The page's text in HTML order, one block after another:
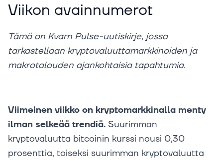
Viikon avainnumerot
Tämä on Kvarn Pulse-uutiskirje, jossa
tarkastellaan kryptovaluuttamarkkinoiden ja
makrotalouden ajankohtaisia tapahtumia.
Viimeinen viikko on kryptomarkkinalla menty
ilman selkeää trendiä. Suurimman
kryptovaluutta bitcoinin kurssi nousi 0,30
prosenttia, toiseksi suurimman kryptovaluutta